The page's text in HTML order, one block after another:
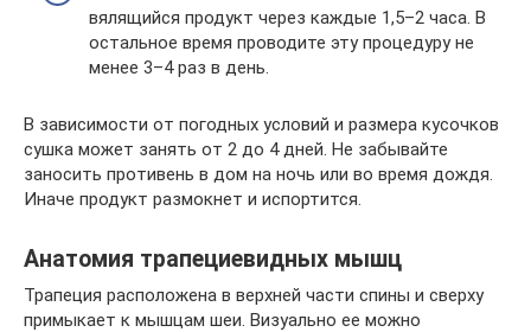
вялящийся продукт через каждые 1,5–2 часа. В
остальное время проводите эту процедуру не
менее 3–4 раз в день.
В зависимости от погодных условий и размера кусочков
сушка может занять от 2 до 4 дней. Не забывайте
заносить противень в дом на ночь или во время дождя.
Иначе продукт размокнет и испортится.
Анатомия трапециевидных мышц
Трапеция расположена в верхней части спины и сверху
примыкает к мышцам шеи. Визуально ее можно